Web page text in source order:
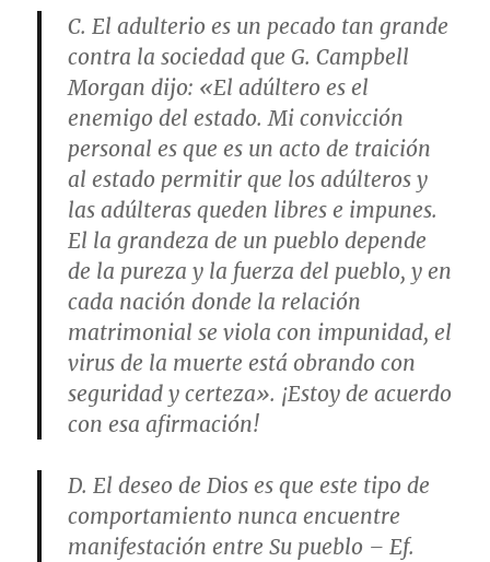
C. El adulterio es un pecado tan grande
contra la sociedad que G. Campbell
Morgan dijo: «El adúltero es el
enemigo del estado. Mi convicción
personal es que es un acto de traición
al estado permitir que los adúlteros y
las adúlteras queden libres e impunes.
El la grandeza de un pueblo depende
de la pureza y la fuerza del pueblo, y en
cada nación donde la relación
matrimonial se viola con impunidad, el
virus de la muerte está obrando con
seguridad y certeza». ¡Estoy de acuerdo
con esa afirmación!
D. El deseo de Dios es que este tipo de
comportamiento nunca encuentre
manifestación entre Su pueblo – Ef.